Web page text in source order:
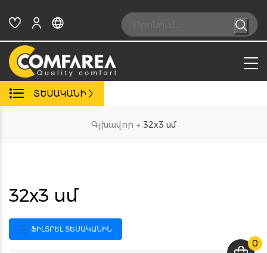
content
Search:
0
ՏԵՍԱԿԱՆԻ
Գլխավոր → 32x3 սմ
32x3 սմ
ՖԻԼՏՐԵԼ ՏԵՍԱԿԱՆԻՆ